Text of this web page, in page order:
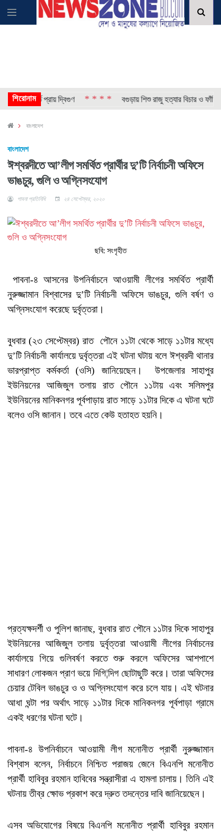
শিরোনাম
ভর্তি প্রায় দ্বিগুণ * * * * বগুড়ায় শিশু রাজু হত্যার বিচার ও ফাঁসির
বাংলাদেশ
বাংলাদেশ
ঈশ্বরদীতে আ’লীগ সমর্থিত প্রার্থীর দু’টি নির্বাচনী অফিসে
ভাঙচুর, গুলি ও অগ্নিসংযোগ
পাবনা প্রতিনিধি ২৪ সেপ্টেম্বর, ২০২০
ছবি: সংগৃহীত
পাবনা-৪ আসনের উপনির্বাচনে আওয়ামী লীগের সমর্থিত প্রার্থী
নুরুজ্জামান বিশ্বাসের দু’টি নির্বাচনী অফিসে ভাঙচুর, গুলি বর্ষণ ও
অগ্নিসংযোগ করেছে দুর্বৃত্তরা।
বুধবার (২৩ সেপ্টেম্বর) রাত পৌনে ১১টা থেকে সাড়ে ১১টার মধ্যে
দু’টি নির্বাচনী কার্যালয়ে দুর্বৃত্তরা এই ঘটনা ঘটায় বলে ঈশ্বরদী থানার
ভারপ্রাপ্ত কর্মকর্তা (ওসি) জানিয়েছেন। উপজেলার সাহাপুর
ইউনিয়নের আজিজুল তলায় রাত পৌনে ১১টায় এবং সলিমপুর
ইউনিয়নের মানিকনগর পূর্বপাড়ায় রাত সাড়ে ১১টার দিকে এ ঘটনা ঘটে
বলেও ওসি জানান। তবে এতে কেউ হতাহত হয়নি।
প্রত্যক্ষদর্শী ও পুলিশ জানাছ, বুধবার রাত পৌনে ১১টার দিকে সাহাপুর
ইউনিয়নের আজিজুল তলায় দুর্বৃত্তরা আওয়ামী লীগের নির্বাচনের
কার্যালয়ে গিয়ে গুলিবর্ষণ করতে শুরু করলে অফিসের আশপাশে
সাধারণ লোকজন প্রাণ ভয়ে দিগি¦দিগ ছোটাছুটি করে। তারা অফিসের
চেয়ার টেবিল ভাঙচুর ও ও অগ্নিসংযোগ করে চলে যায়। এই ঘটনার
আধা ঘন্টা পর অর্থাৎ সাড়ে ১১টার দিকে মানিকনগর পূর্বপাড়া গ্রামে
একই ধরণের ঘটনা ঘটে।
পাবনা-৪ উপনির্বাচনে আওয়ামী লীগ মনোনীত প্রার্থী নুরুজ্জামান
বিশ্বাস বলেন, নির্বাচনে নিশ্চিত পরাজয় জেনে বিএনপি মনোনীত
প্রার্থী হাবিবুর রহমান হাবিবের সন্ত্রাসীরা এ হামলা চালায়। তিনি এই
ঘটনায় তীব্র ক্ষোভ প্রকাশ করে দ্রুত তদন্তের দাবি জানিয়েছেন।
এসব অভিযোগের বিষয়ে বিএনপি মনোনীত প্রার্থী হাবিবুর রহমান